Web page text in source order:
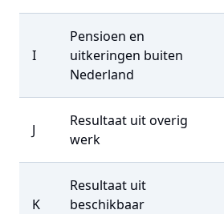
I
Pensioen en
uitkeringen buiten
Nederland
J
Resultaat uit overig
werk
K
Resultaat uit
beschikbaar